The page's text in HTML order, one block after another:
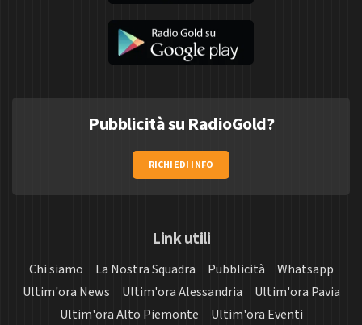
Pubblicità su RadioGold?
RICHIEDI INFO
Link utili
Chi siamo La Nostra Squadra Pubblicità
Whatsapp
Ultim'ora News
Ultim'ora Alessandria
Ultim'ora Pavia
Ultim'ora Alto Piemonte
Ultim'ora Eventi